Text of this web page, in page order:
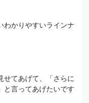
わかりやすいラインナ
せてあげて、「さらに
と言ってあげたいです